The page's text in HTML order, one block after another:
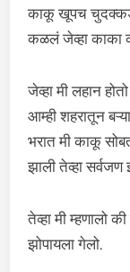
काकू खूपच चुदक्कड
कळलं जेव्हा काका
जेव्हा मी लहान
आम्ही शहरातून
भरात मी काकू
झाली तेव्हा
तेव्हा मी म्हणालो
झोपायला गेलो.